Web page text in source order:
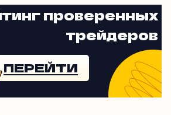
проверенных
трейдеров
ПЕРЕЙТИ